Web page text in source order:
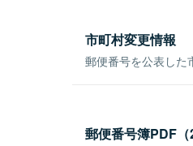
市町村変更情報
郵便番号を公表した
郵便番号簿PDF（